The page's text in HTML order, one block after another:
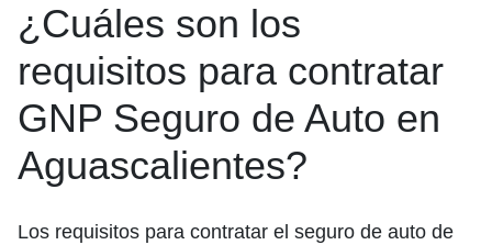
¿Cuáles son los
requisitos para contratar
GNP Seguro de Auto en
Aguascalientes?
Los requisitos para contratar el seguro de auto de